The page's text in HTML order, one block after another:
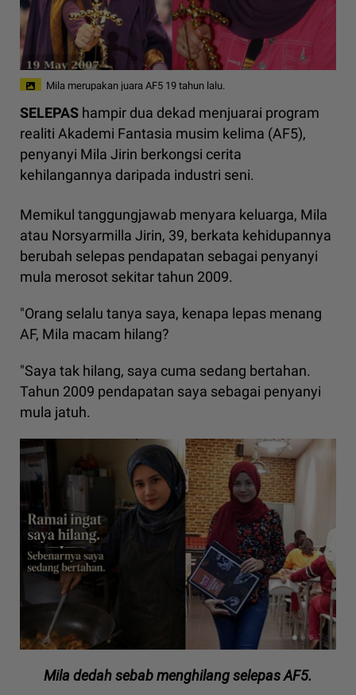
Mila merupakan juara AF5 19 tahun lalu.
SELEPAS hampir dua dekad menjuarai program
realiti Akademi Fantasia musim kelima (AF5),
penyanyi Mila Jirin berkongsi cerita
kehilangannya daripada industri seni.
Memikul tanggungjawab menyara keluarga, Mila
atau Norsyarmilla Jirin, 39, berkata kehidupannya
berubah selepas pendapatan sebagai penyanyi
mula merosot sekitar tahun 2009.
"Orang selalu tanya saya, kenapa lepas menang
AF, Mila macam hilang?
"Saya tak hilang, saya cuma sedang bertahan.
Tahun 2009 pendapatan saya sebagai penyanyi
mula jatuh.
Mila dedah sebab menghilang selepas AF5.